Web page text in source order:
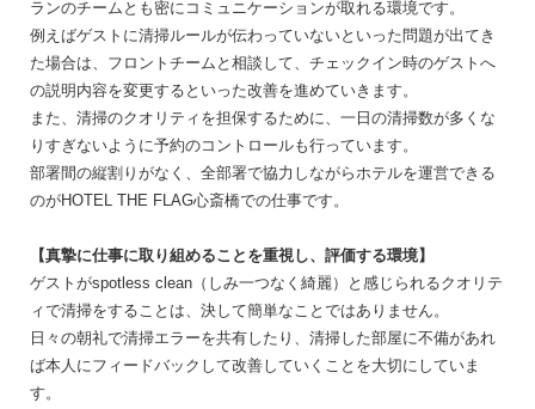
ランのチームとも密にコミュニケーションが取れる環境です。
例えばゲストに清掃ルールが伝わっていないといった問題が出てき
た場合は、フロントチームと相談して、チェックイン時のゲストへ
の説明内容を変更するといった改善を進めていきます。
また、清掃のクオリティを担保するために、一日の清掃数が多くな
りすぎないように予約のコントロールも行っています。
部署間の縦割りがなく、全部署で協力しながらホテルを運営できる
のがHOTEL THE FLAG心斎橋での仕事です。
【真摯に仕事に取り組めることを重視し、評価する環境】
ゲストがspotless clean（しみ一つなく綺麗）と感じられるクオリテ
ィで清掃をすることは、決して簡単なことではありません。
日々の朝礼で清掃エラーを共有したり、清掃した部屋に不備があれ
ば本人にフィードバックして改善していくことを大切にしていま
す。